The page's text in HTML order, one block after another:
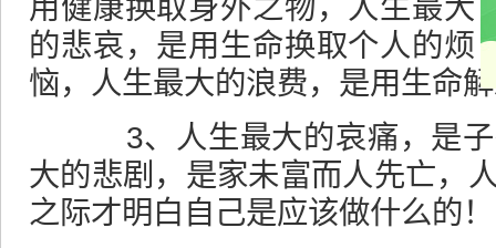
用健康换取身外之物，人生最大
的悲哀，是用 生命换取个人的烦
恼，人生最大的浪费，是用生命
3、人生最大的哀痛，是子
大的悲剧，是家未富而人先亡，
之际才明白自己是应该做什么的！